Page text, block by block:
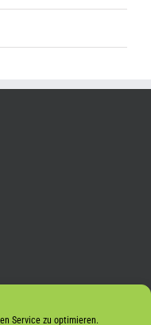
Service zu optimieren.